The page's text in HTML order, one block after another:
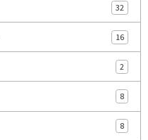
32
16
2
8
8